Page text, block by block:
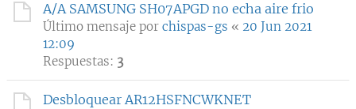
A/A SAMSUNG SH07APGD no echa aire frio
Último mensaje por chispas-gs « 20 Jun 2021
12:09
Respuestas: 3
Desbloquear AR12HSFNCWKNET